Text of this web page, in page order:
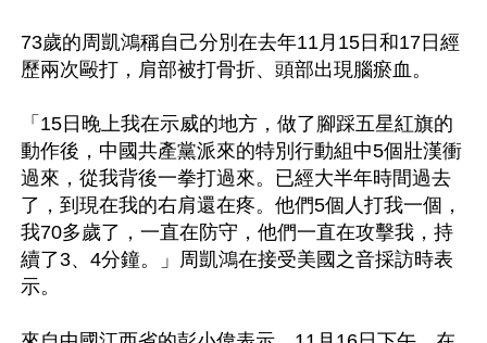
73歲的周凱鴻稱自己分別在去年11月15日和17日經
歷兩次毆打，肩部被打骨折、頭部出現腦瘀血。
「15日晚上我在示威的地方，做了腳踩五星紅旗的
動作後，中國共產黨派來的特別行動組中5個壯漢衝
過來，從我背後一拳打過來。已經大半年時間過去
了，到現在我的右肩還在疼。他們5個人打我一個，
我70多歲了，一直在防守，他們一直在攻擊我，持
續了3、4分鐘。」周凱鴻在接受美國之音採訪時表
示。